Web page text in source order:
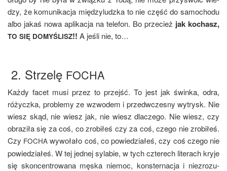
dzy, że komu­ni­ka­cja mię­dzy­ludz­ka to nie część do samo­cho­du
albo jakaś nowa apli­ka­cja na tele­fon. Bo prze­cież jak kochasz,
TO SIĘ DOMYŚLISZ!! A jeśli nie, to…
2. Strzelę FOCHA
Każ­dy facet musi przez to przejść. To jest jak świn­ka, odra,
różycz­ka, pro­ble­my ze wzwo­dem i przed­wcze­sny wytrysk. Nie
wiesz skąd, nie wiesz jak, nie wiesz dla­cze­go. Nie wiesz, czy
obra­zi­ła się za coś, co zro­bi­łeś czy za coś, cze­go nie zro­bi­łeś.
Czy FOCHA wywo­ła­ło coś, co powie­dzia­łeś, czy coś cze­go nie
powie­dzia­łeś. W tej jed­nej syla­bie, w tych czte­rech lite­rach kry­je
się skon­cen­tro­wa­na męska nie­moc, kon­ster­na­cja i nie­zro­zu­